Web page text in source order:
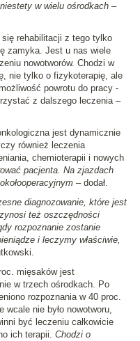
w wielu ośrodkach –
się rehabilitacji z tego tylko
zamyka. Jest u nas wiele
nowotworów. Chodzi w
nie tylko o fizykoterapię, ale
powrotu do pracy -
z dalszego leczenia –
jest dynamicznie
również leczenia
chemioterapii i nowych
pacjenta. Na zjazdach
– dodał.
diagnozowanie, które jest
też oszczędności
rozpoznanie zostanie
i leczymy właściwie,
mięsaków jest
w trzech ośrodkach. Po
rozpoznania w 40 proc.
wcale nie było nowotworu,
być leczeniu całkowicie
ich terapii. Chodzi o